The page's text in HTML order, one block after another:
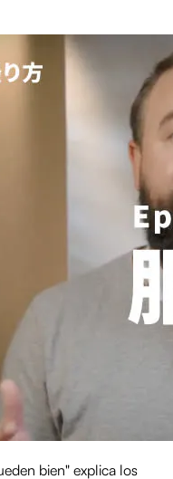
bien" explica los